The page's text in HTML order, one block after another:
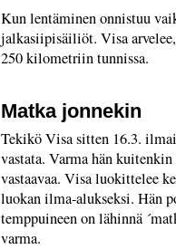
Kun lentäminen onnistuu
jalkasiipisäiliöt. Visa
250 kilometriin tunnissa.
Matka jonnekin
Tekikö Visa sitten 16.3.
vastata. Varma hän
vastaavaa. Visa luokittelee
luokan ilma-alukseksi. Hän
temppuineen on lähinnä
varma.